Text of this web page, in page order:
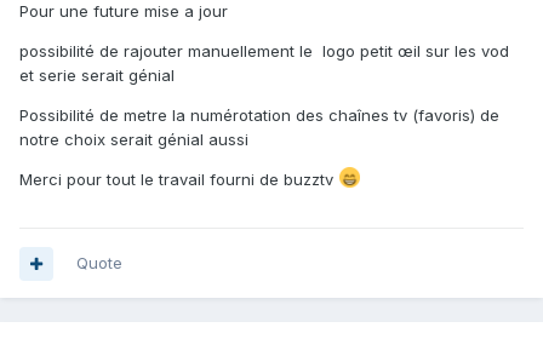
Pour une future mise a jour
possibilité de rajouter manuellement le logo petit œil sur les vod
et serie serait génial
Possibilité de metre la numérotation des chaînes tv (favoris) de
notre choix serait génial aussi
Merci pour tout le travail fourni de buzztv
Quote